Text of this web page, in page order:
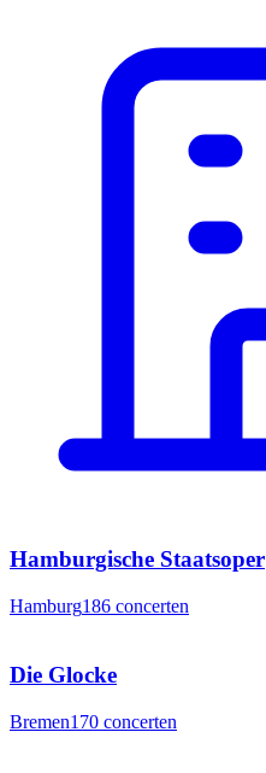
Hamburgische Staatsoper
Hamburg186 concerten
Die Glocke
Bremen170 concerten